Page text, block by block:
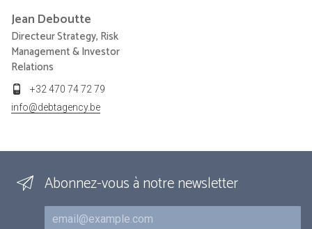
Jean Deboutte
Directeur Strategy, Risk
Management & Investor
Relations
+32 470 74 72 79
info@debtagency.be
Abonnez-vous à notre newsletter
Courriel